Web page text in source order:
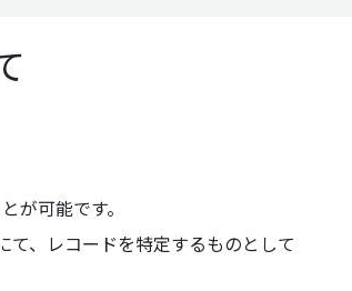
が可能です。
て、レコードを特定するものとして